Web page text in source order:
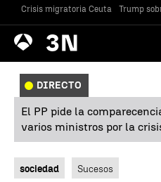
Crisis migratoria Ceuta Trump
Antena
3 Noticias
DIRECTO
El PP pide la
varios ministros por la
sociedad Sucesos